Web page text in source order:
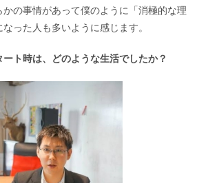
の事情があって僕のように「消極的な理
った人も多いように感じます。
ト時は、どのような生活でしたか？